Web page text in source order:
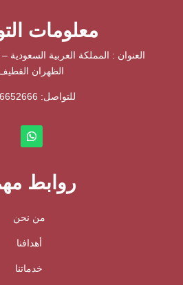
معلومات
العنوان : المملكة العربية السعودية
الظهران
للتواصل: ⁦
روابط
من نحن
أهدافنا
خدماتنا